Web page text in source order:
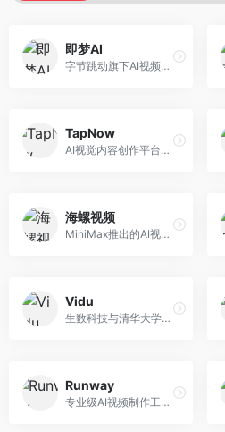
即梦AI
字节跳动旗下AI视频创作平台，支持多模态内容生成。面向内容创作者和营销人员，提供文生视频、图生视频、智能剪辑等功能，中文理解能力强，创作效率高。
TapNow
AI视觉内容创作平台，整合图像与视频生成能力。面向内容创作者，提供文生图、文生视频、智能编辑等服务，创作工具丰富，一站式体验便捷。
海螺视频
MiniMax推出的AI视频生成工具，支持高质量视频创作。面向内容创作者，提供文生视频、视频编辑等功能，生成速度快，视频效果自然流畅。
Vidu
生数科技与清华大学联合研发的AI视频生成大模型。面向视频创作者和内容生产者，支持文生视频、图生视频，视频质量高，物理运动理解准确，国产视频生成领先工具。
Runway
专业级AI视频制作工具，支持视频生成与编辑。面向影视制作人和创意工作者，提供文生视频、视频编辑、绿幕抠像等专业功能，视频处理能力强，适合专业创作场景。